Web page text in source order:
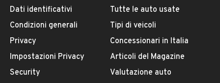
Dati identificativi
Condizioni generali
Privacy
Impostazioni Privacy
Security
Tutte le auto usate
Tipi di veicoli
Concessionari in Italia
Articoli del Magazine
Valutazione auto